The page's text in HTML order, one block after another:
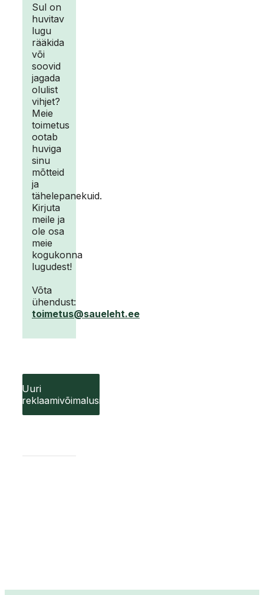
Sul on
huvitav
lugu
rääkida
või
soovid
jagada
olulist
vihjet?
Meie
toimetus
ootab
huviga
sinu
mõtteid
ja
tähelepanekuid.
Kirjuta
meile ja
ole osa
meie
kogukonna
lugudest!
Võta
ühendust:
toimetus@saueleht.ee
Uuri
reklaamivõimalusi